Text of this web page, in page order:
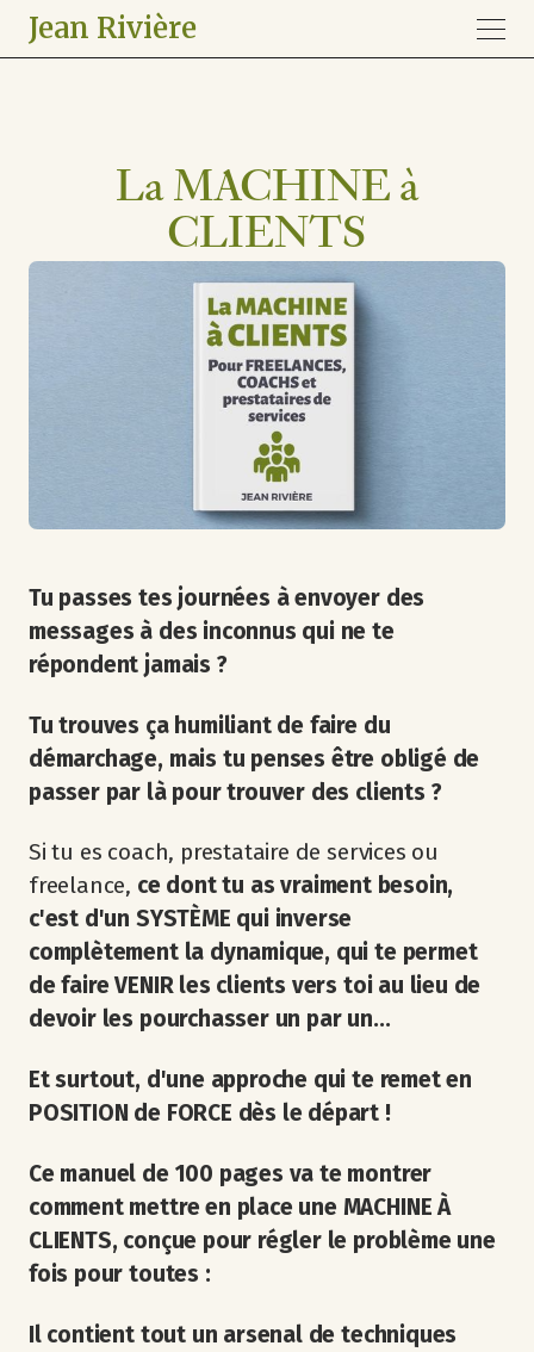
Jean Rivière
La MACHINE à
CLIENTS
Tu passes tes journées à envoyer des
messages à des inconnus qui ne te
répondent jamais ?
Tu trouves ça humiliant de faire du
démarchage, mais tu penses être obligé de
passer par là pour trouver des clients ?
Si tu es coach, prestataire de services ou
freelance, ce dont tu as vraiment besoin,
c'est d'un SYSTÈME qui inverse
complètement la dynamique, qui te permet
de faire VENIR les clients vers toi au lieu de
devoir les pourchasser un par un...
Et surtout, d'une approche qui te remet en
POSITION de FORCE dès le départ !
Ce manuel de 100 pages va te montrer
comment mettre en place une MACHINE À
CLIENTS, conçue pour régler le problème une
fois pour toutes :
Il contient tout un arsenal de techniques